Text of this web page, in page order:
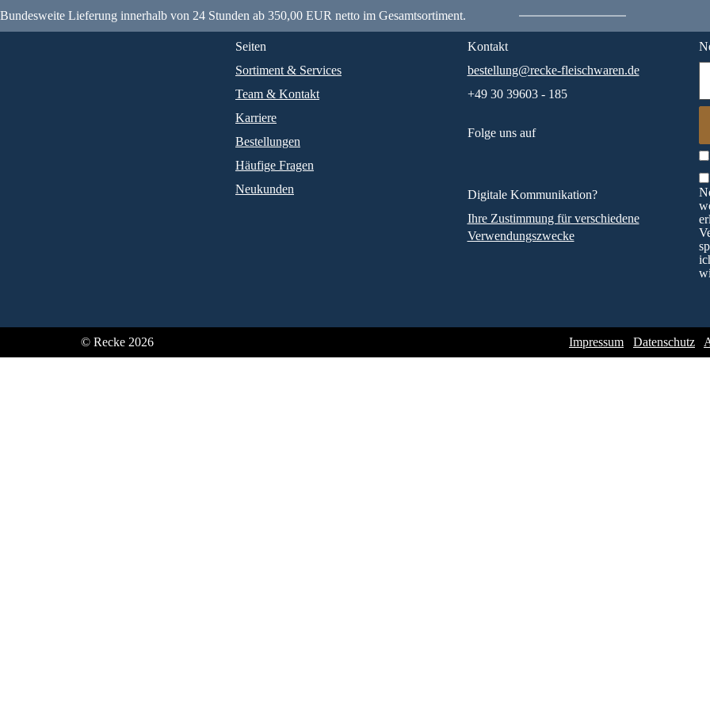
Bundesweite Lieferung innerhalb von 24 Stunden ab 350,00 EUR netto im Gesamtsortiment.
Seiten
Sortiment & Services
Team & Kontakt
Karriere
Bestellungen
Häufige Fragen
Neukunden
Kontakt
bestellung@recke-fleischwaren.de
+49 30 39603 - 185
Folge uns auf
Digitale Kommunikation?
Ihre Zustimmung für verschiedene
Verwendungszwecke
© Recke 2026 Impressum Datenschutz